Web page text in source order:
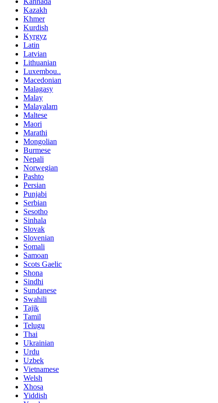
Kazakh
Khmer
Kurdish
Kyrgyz
Latin
Latvian
Lithuanian
Luxembou..
Macedonian
Malagasy
Malay
Malayalam
Maltese
Maori
Marathi
Mongolian
Burmese
Nepali
Norwegian
Pashto
Persian
Punjabi
Serbian
Sesotho
Sinhala
Slovak
Slovenian
Somali
Samoan
Scots Gaelic
Shona
Sindhi
Sundanese
Swahili
Tajik
Tamil
Telugu
Thai
Ukrainian
Urdu
Uzbek
Vietnamese
Welsh
Xhosa
Yiddish